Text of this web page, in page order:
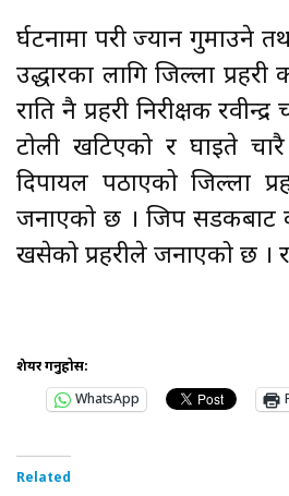
दुर्घटनामा परी ज्यान गुमाउने
उद्धारका लागि जिल्ला प्रहरी
राति नै प्रहरी निरीक्षक
टोली खटिएको र घाइते
दिपायल पठाएको जिल्ला
जनाएको छ । जिप सडकबाट
खसेको प्रहरीले जनाएको छ ।
शेयर गर्नुहोस:
WhatsApp
Related